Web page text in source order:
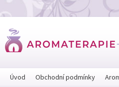
Úvod Obchodní podmínky